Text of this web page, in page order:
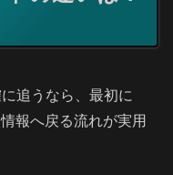
追うなら、最初に
報へ戻る流れが実用